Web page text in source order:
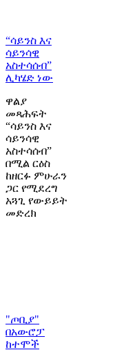
“ሳይንስ እና
ሳይንሳዊ
አስተሳሰብ”
ሊካሄድ ነው
ዋልያ
መጻሕፍት
“ሳይንስ እና
ሳይንሳዊ
አስተሳሰብ”
በሚል ርዕስ
ከዘርፉ ምሁራን
ጋር የሚደረግ
አጓጊ የውይይት
መድረክ
"ጦቢያ"
በአውሮፓ
ከተሞች